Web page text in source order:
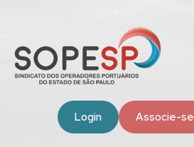
Login Associe-se